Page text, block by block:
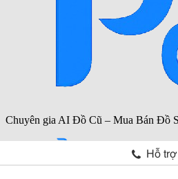
Hỗ trợ